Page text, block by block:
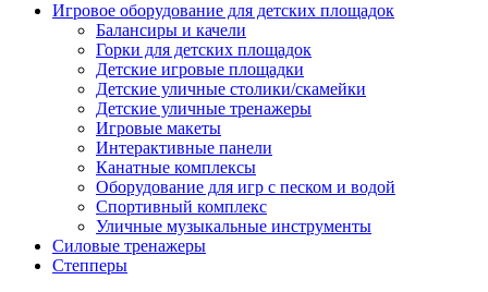
Игровое оборудование для детских площадок
Балансиры и качели
Горки для детских площадок
Детские игровые площадки
Детские уличные столики/скамейки
Детские уличные тренажеры
Игровые макеты
Интерактивные панели
Канатные комплексы
Оборудование для игр с песком и водой
Спортивный комплекс
Уличные музыкальные инструменты
Силовые тренажеры
Степперы